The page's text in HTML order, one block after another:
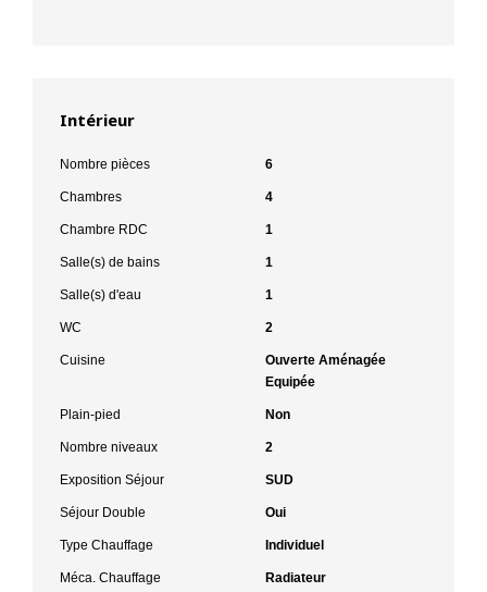
Intérieur
Nombre pièces 6
Chambres 4
Chambre RDC 1
Salle(s) de bains 1
Salle(s) d'eau 1
WC 2
Cuisine
Ouverte Aménagée
Equipée
Plain-pied Non
Nombre niveaux 2
Exposition Séjour SUD
Séjour Double Oui
Type Chauffage Individuel
Méca. Chauffage Radiateur